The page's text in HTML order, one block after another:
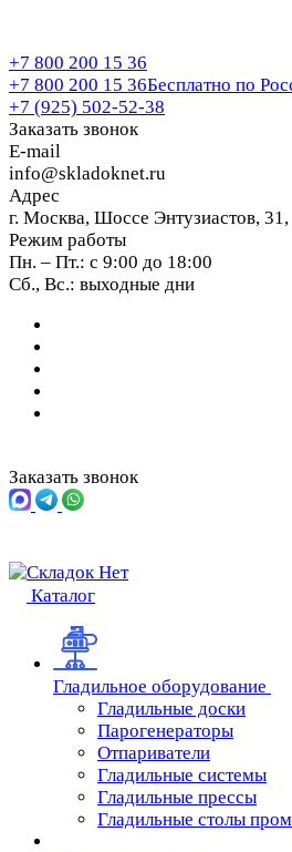
+7 800 200 15 36
+7 800 200 15 36Бесплатно по
+7 (925) 502-52-38
Заказать звонок
E-mail
info@skladoknet.ru
Адрес
г. Москва, Шоссе Энтузиастов,
Режим работы
Пн. – Пт.: с 9:00 до 18:00
Сб., Вс.: выходные дни
Заказать звонок
Каталог
Гладильное оборудование
Гладильные доски
Парогенераторы
Отпариватели
Гладильные системы
Гладильные прессы
Гладильные столы